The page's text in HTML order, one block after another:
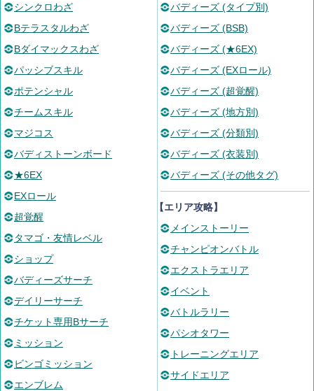
シンクロわざ
Bテラスタルわざ
Bダイマックスわざ
パッシブスキル
ポテンシャル
チームスキル
マジコス
バディストーンボード
★6EX
EXロール
超覚醒
タマゴ・友情レベル
ショップ
バディーズサーチ
デイリーサーチ
チケット専用Bサーチ
ミッション
ビンゴミッション
エンブレム
バディーズ (タイプ別)
バディーズ (BSB)
バディーズ (★6EX)
バディーズ (EXロール)
バディーズ (超覚醒)
バディーズ (地方別)
バディーズ (分類別)
バディーズ (衣装別)
バディーズ (その他タグ)
【エリア攻略】
メインストーリー
チャンピオンバトル
エクストラエリア
イベント
バトルラリー
パシオタワー
トレーニングエリア
サイドエリア